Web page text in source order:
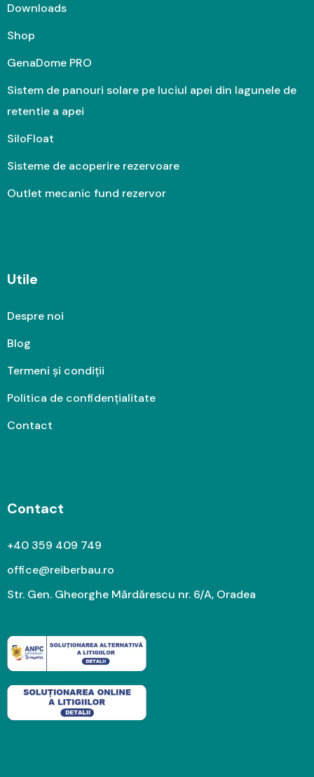
Downloads
Shop
GenaDome PRO
Sistem de panouri solare pe luciul apei din lagunele de
retentie a apei
SiloFloat
Sisteme de acoperire rezervoare
Outlet mecanic fund rezervor
Utile
Despre noi
Blog
Termeni și condiții
Politica de confidențialitate
Contact
Contact
+40 359 409 749
office@reiberbau.ro
Str. Gen. Gheorghe Mărdărescu nr. 6/A, Oradea